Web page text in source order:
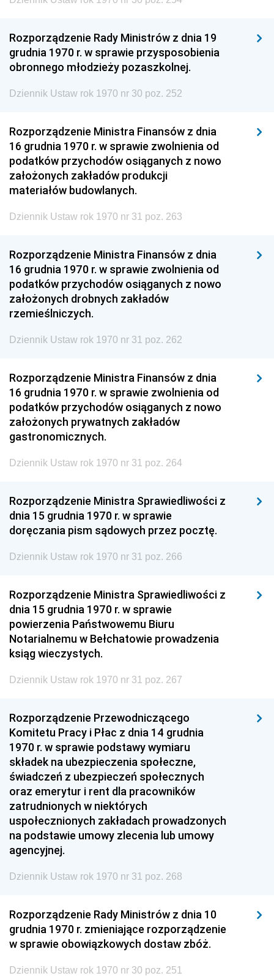
Rozporządzenie Rady Ministrów z dnia 19
grudnia 1970 r. w sprawie przysposobienia
obronnego młodzieży pozaszkolnej.
Dziennik Ustaw rok 1970 nr 30 poz. 252
Rozporządzenie Ministra Finansów z dnia
16 grudnia 1970 r. w sprawie zwolnienia od
podatków przychodów osiąganych z nowo
założonych zakładów produkcji
materiałów budowlanych.
Dziennik Ustaw rok 1970 nr 31 poz. 263
Rozporządzenie Ministra Finansów z dnia
16 grudnia 1970 r. w sprawie zwolnienia od
podatków przychodów osiąganych z nowo
założonych drobnych zakładów
rzemieślniczych.
Dziennik Ustaw rok 1970 nr 31 poz. 262
Rozporządzenie Ministra Finansów z dnia
16 grudnia 1970 r. w sprawie zwolnienia od
podatków przychodów osiąganych z nowo
założonych prywatnych zakładów
gastronomicznych.
Dziennik Ustaw rok 1970 nr 31 poz. 264
Rozporządzenie Ministra Sprawiedliwości z
dnia 15 grudnia 1970 r. w sprawie
doręczania pism sądowych przez pocztę.
Dziennik Ustaw rok 1970 nr 31 poz. 266
Rozporządzenie Ministra Sprawiedliwości z
dnia 15 grudnia 1970 r. w sprawie
powierzenia Państwowemu Biuru
Notarialnemu w Bełchatowie prowadzenia
ksiąg wieczystych.
Dziennik Ustaw rok 1970 nr 31 poz. 267
Rozporządzenie Przewodniczącego
Komitetu Pracy i Płac z dnia 14 grudnia
1970 r. w sprawie podstawy wymiaru
składek na ubezpieczenia społeczne,
świadczeń z ubezpieczeń społecznych
oraz emerytur i rent dla pracowników
zatrudnionych w niektórych
uspołecznionych zakładach prowadzonych
na podstawie umowy zlecenia lub umowy
agencyjnej.
Dziennik Ustaw rok 1970 nr 31 poz. 268
Rozporządzenie Rady Ministrów z dnia 10
grudnia 1970 r. zmieniające rozporządzenie
w sprawie obowiązkowych dostaw zbóż.
Dziennik Ustaw rok 1970 nr 30 poz. 251